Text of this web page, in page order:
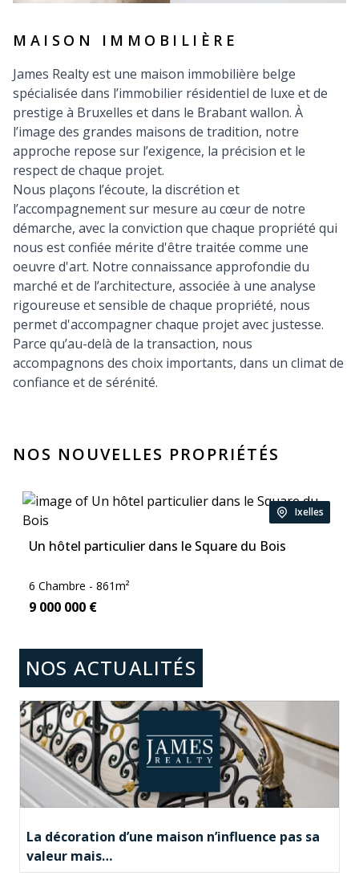
MAISON IMMOBILIÈRE
James Realty est une maison immobilière belge
spécialisée dans l’immobilier résidentiel de luxe et de
prestige à Bruxelles et dans le Brabant wallon. À
l’image des grandes maisons de tradition, notre
approche repose sur l’exigence, la précision et le
respect de chaque projet.
Nous plaçons l’écoute, la discrétion et
l’accompagnement sur mesure au cœur de notre
démarche, avec la conviction que chaque propriété qui
nous est confiée mérite d'être traitée comme une
oeuvre d'art. Notre connaissance approfondie du
marché et de l’architecture, associée à une analyse
rigoureuse et sensible de chaque propriété, nous
permet d'accompagner chaque projet avec justesse.
Parce qu’au-delà de la transaction, nous
accompagnons des choix importants, dans un climat de
confiance et de sérénité.
NOS NOUVELLES PROPRIÉTÉS
Location:
Ixelles
Un hôtel particulier dans le Square du Bois
Chambre:
6 Chambre - Zone:
861m²
Price:
9 000 000 €
NOS ACTUALITÉS
La décoration d’une maison n’influence pas sa
valeur mais…